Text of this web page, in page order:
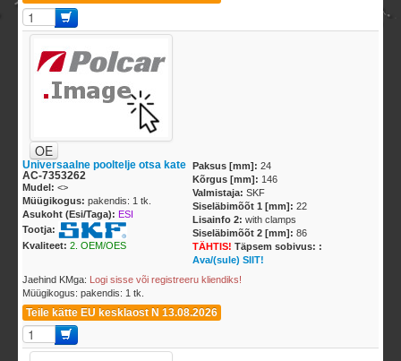
OE
Universaalne pooltelje otsa kate
AC-7353262
Mudel: <>
Müügikogus: pakendis: 1 tk.
Asukoht (Esi/Taga): ESI
Tootja:
Kvaliteet: 2. OEM/OES
Paksus [mm]: 24
Kõrgus [mm]: 146
Valmistaja: SKF
Siseläbimõõt 1 [mm]: 22
Lisainfo 2: with clamps
Siseläbimõõt 2 [mm]: 86
TÄHTIS! Täpsem sobivus: :
Ava/(sule) SIIT!
Jaehind KMga: Logi sisse või registreeru kliendiks!
Müügikogus: pakendis: 1 tk.
Teile kätte EU kesklaost N 13.08.2026